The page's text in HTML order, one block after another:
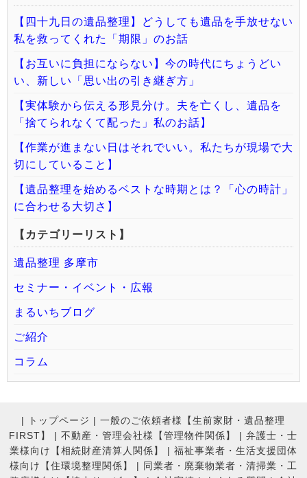
【四十九日の遺品整理】どうしても遺品を手放せない
私を救ってくれた「期限」のお話
【お互いに負担にならない】今の時代にちょうどい
い、新しい「思い出の引き継ぎ方」
【実体験から伝える形見分け。夫を亡くし、遺品を
「捨てられなくて配った」私のお話】
【作業が進まない日はそれでいい。私たちが現場で大
切にしていること】
【遺品整理を始めるベストな時期とは？「心の時計」
に合わせる大切さ】
【カテゴリーリスト】
遺品整理 多摩市
セミナー・イベント・広報
まるいちブログ
ご紹介
コラム
| トップページ | 一般のご依頼者様【生前家財・遺品整理
FIRST】
| 不動産・管理会社様【管理物件関係】 | 弁護士・士
業様向け【相続財産清算人関係】
| 福祉事業者・生活支援団体
様向け【住環境整理関係】
| 同業者・廃棄物業者・清掃業・工